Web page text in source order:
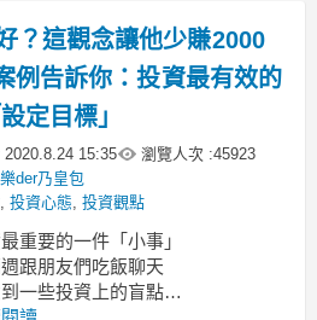
？這觀念讓他少賺2000
例告訴你：投資最有效的
定目標」
2020.8.24 15:35 瀏覽人次 :45923
der乃皇包
, 投資心態, 投資觀點
重要的一件「小事」
跟朋友們吃飯聊天
一些投資上的盲點